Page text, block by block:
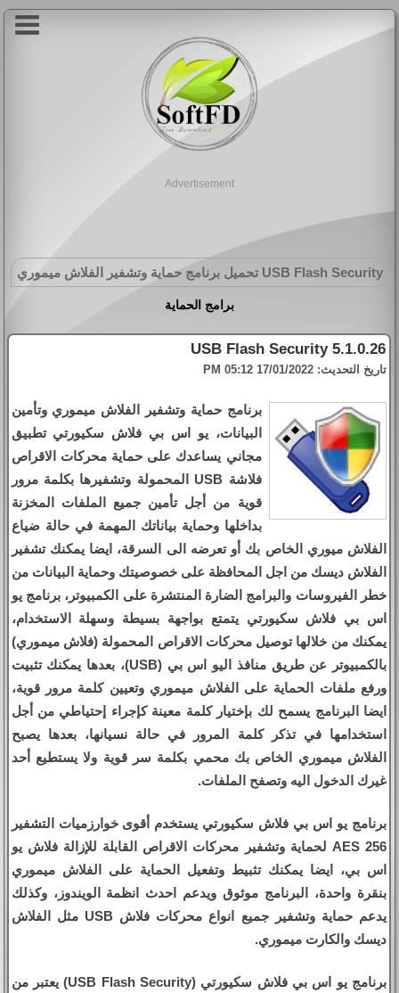
Advertisement
USB Flash Security تحميل برنامج حماية وتشفير الفلاش ميموري
برامج الحماية
USB Flash Security 5.1.0.26
تاريخ التحديث: 17/01/2022 05:12 PM
برنامج حماية وتشفير الفلاش ميموري وتأمين
البيانات، يو اس بي فلاش سكيورتي تطبيق
مجاني يساعدك على حماية محركات الاقراص
فلاشة USB المحمولة وتشفيرها بكلمة مرور
قوية من أجل تأمين جميع الملفات المخزنة
بداخلها وحماية بياناتك المهمة في حالة ضياع
الفلاش ميوري الخاص بك أو تعرضه الى السرقة، ايضا يمكنك تشفير
الفلاش ديسك من اجل المحافظة على خصوصيتك وحماية البيانات من
خطر الفيروسات والبرامج الضارة المنتشرة على الكمبيوتر، برنامج يو
اس بي فلاش سكيورتي يتمتع بواجهة بسيطة وسهلة الاستخدام،
يمكنك من خلالها توصيل محركات الاقراص المحمولة (فلاش ميموري)
بالكمبيوتر عن طريق منافذ اليو اس بي (USB)، بعدها يمكنك تثبيت
ورفع ملفات الحماية على الفلاش ميموري وتعيين كلمة مرور قوية،
ايضا البرنامج يسمح لك بإختيار كلمة معينة كإجراء إحتياطي من أجل
استخدامها في تذكر كلمة المرور في حالة نسيانها، بعدها يصبح
الفلاش ميموري الخاص بك محمي بكلمة سر قوية ولا يستطيع أحد
غيرك الدخول اليه وتصفح الملفات.
برنامج يو اس بي فلاش سكيورتي يستخدم أقوى خوارزميات التشفير
AES 256 لحماية وتشفير محركات الاقراص القابلة للإزالة فلاش يو
اس بي، ايضا يمكنك تثبيط وتفعيل الحماية على الفلاش ميموري
بنقرة واحدة، البرنامج موثوق ويدعم احدث انظمة الويندوز، وكذلك
يدعم حماية وتشفير جميع انواع محركات فلاش USB مثل الفلاش
ديسك والكارت ميموري.
برنامج يو اس بي فلاش سكيورتي (USB Flash Security) يعتبر من